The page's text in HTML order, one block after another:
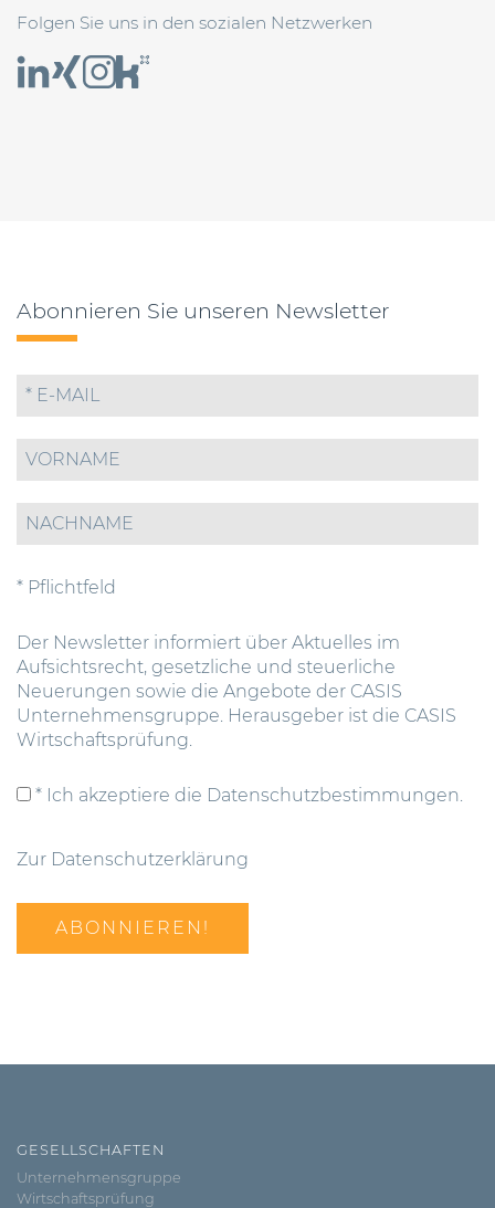
Folgen Sie uns in den sozialen Netzwerken
Abonnieren Sie unseren Newsletter
* Pflichtfeld
Der Newsletter informiert über Aktuelles im
Aufsichtsrecht, gesetzliche und steuerliche
Neuerungen sowie die Angebote der CASIS
Unternehmensgruppe. Herausgeber ist die CASIS
Wirtschaftsprüfung.
* Ich akzeptiere die Datenschutzbestimmungen.
Zur Datenschutzerklärung
GESELLSCHAFTEN
Unternehmensgruppe
Wirtschaftsprüfung